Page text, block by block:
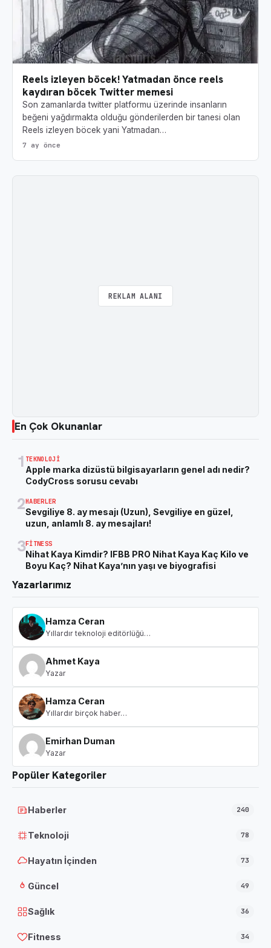
Reels izleyen böcek! Yatmadan önce reels
kaydıran böcek Twitter memesi
Son zamanlarda twitter platformu üzerinde insanların
beğeni yağdırmakta olduğu gönderilerden bir tanesi olan
Reels izleyen böcek yani Yatmadan…
7 ay önce
REKLAM ALANI
En Çok Okunanlar
1 TEKNOLOJI
Apple marka dizüstü bilgisayarların genel adı nedir?
CodyCross sorusu cevabı
2HABERLER
Sevgiliye 8. ay mesajı (Uzun), Sevgiliye en güzel,
uzun, anlamlı 8. ay mesajları!
3FITNESS
Nihat Kaya Kimdir? IFBB PRO Nihat Kaya Kaç Kilo ve
Boyu Kaç? Nihat Kaya’nın yaşı ve biyografisi
Yazarlarımız
Hamza Ceran
Yıllardır teknoloji editörlüğü…
Ahmet Kaya
Yazar
Hamza Ceran
Yıllardır birçok haber…
Emirhan Duman
Yazar
Popüler Kategoriler
Haberler 240
Teknoloji 78
Hayatın İçinden 73
Güncel 49
Sağlık 36
Fitness 34